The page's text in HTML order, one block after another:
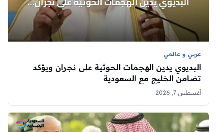
عربي و عالمي
البديوي يدين الهجمات الحوثية على نجران ويؤكد
تضامن الخليج مع السعودية
أغسطس 7, 2026